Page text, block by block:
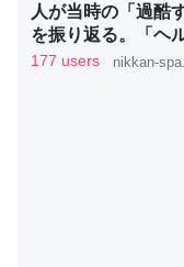
利だから両方が拮
いる鋏角類（カブ
ずキチンを強化し
─ニュース :: 【研究発
これを元に考える
人が当時の「過酷
を振り返る。「ヘ
も原稿は落とさな
177 users nikkan-